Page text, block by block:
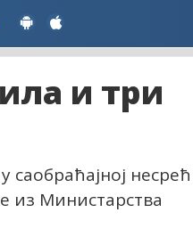
и три
саобраћајној
из Министарства